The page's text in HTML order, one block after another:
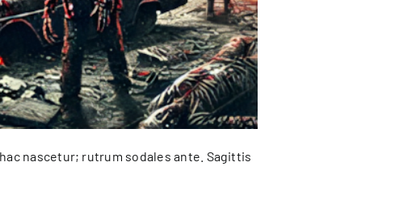
nascetur; rutrum sodales ante. Sagittis